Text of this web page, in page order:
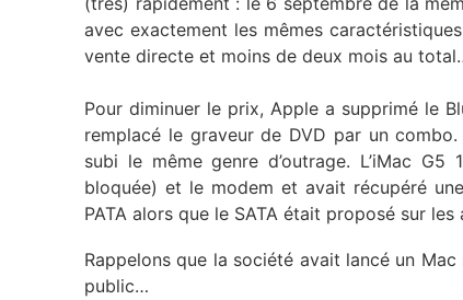
avec exactement les mêmes
vente directe et moins de deux mois au
Pour diminuer le prix, Apple a supprimé le
remplacé le graveur de DVD par un
subi le même genre d’outrage. L’iMac
bloquée) et le modem et avait récupéré
PATA alors que le SATA était proposé sur les
Rappelons que la société avait lancé un
public…